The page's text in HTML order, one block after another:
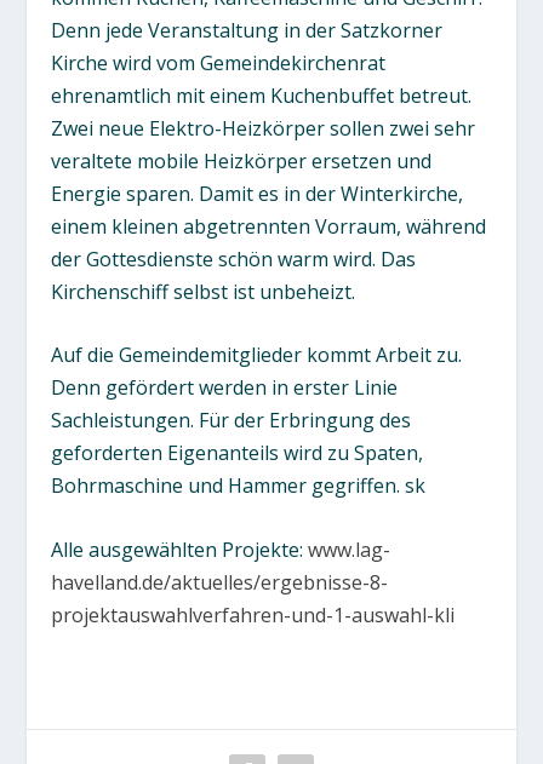
Denn jede Veranstaltung in der Satzkorner
Kirche wird vom Gemeindekirchenrat
ehrenamtlich mit einem Kuchenbuffet betreut.
Zwei neue Elektro-Heizkörper sollen zwei sehr
veraltete mobile Heizkörper ersetzen und
Energie sparen. Damit es in der Winterkirche,
einem kleinen abgetrennten Vorraum, während
der Gottesdienste schön warm wird. Das
Kirchenschiff selbst ist unbeheizt.
Auf die Gemeindemitglieder kommt Arbeit zu.
Denn gefördert werden in erster Linie
Sachleistungen. Für der Erbringung des
geforderten Eigenanteils wird zu Spaten,
Bohrmaschine und Hammer gegriffen.sk
Alle ausgewählten Projekte:www.lag-
havelland.de/aktuelles/ergebnisse-8-
projektauswahlverfahren-und-1-auswahl-kli